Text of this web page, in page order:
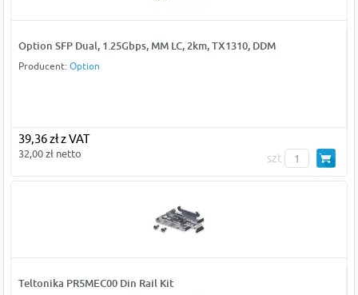
Option SFP Dual, 1.25Gbps, MM LC, 2km, TX1310, DDM
Producent: Option
39,36 zł z VAT
32,00 zł netto szt
Teltonika PR5MEC00 Din Rail Kit